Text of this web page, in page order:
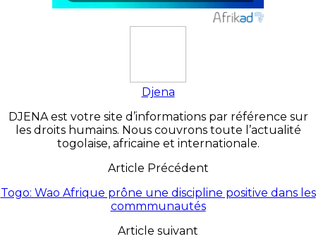
Djena
DJENA est votre site d’informations par référence sur
les droits humains. Nous couvrons toute l’actualité
togolaise, africaine et internationale.
Article Précédent
Togo: Wao Afrique prône une discipline positive dans les
commmunautés
Article suivant